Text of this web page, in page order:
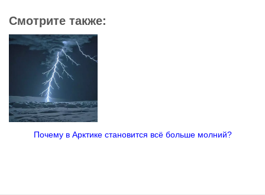
Смотрите также:
Почему в Арктике становится всё больше молний?